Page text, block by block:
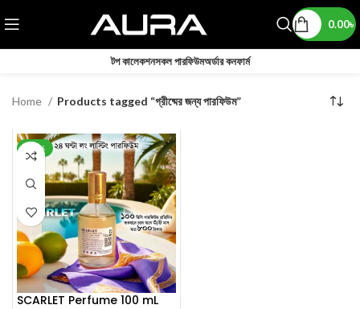
0.00৳
টপ কালেকশনসকল পারফিউমঅর্ডার কনফার্ম
Home Products tagged “গ্রীষ্মের জন্য পারফিউম”
-35%
SCARLET Perfume 100 mL